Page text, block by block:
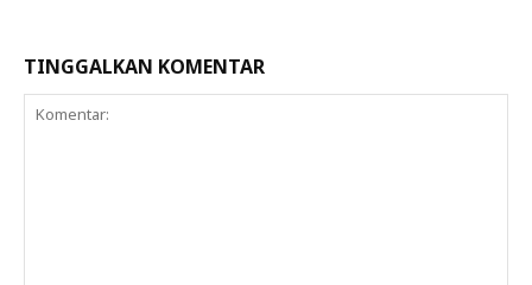
TINGGALKAN KOMENTAR